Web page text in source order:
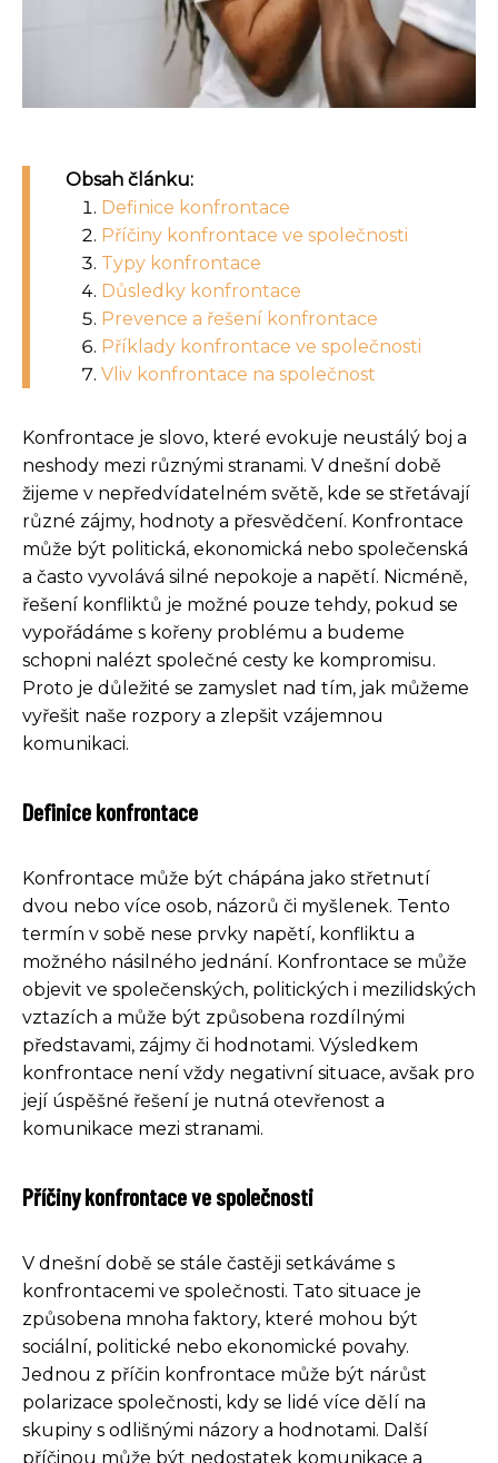
Obsah článku:
Definice konfrontace
Příčiny konfrontace ve společnosti
Typy konfrontace
Důsledky konfrontace
Prevence a řešení konfrontace
Příklady konfrontace ve společnosti
Vliv konfrontace na společnost
Konfrontace je slovo, které evokuje neustálý boj a
neshody mezi různými stranami. V dnešní době
žijeme v nepředvídatelném světě, kde se střetávají
různé zájmy, hodnoty a přesvědčení. Konfrontace
může být politická, ekonomická nebo společenská
a často vyvolává silné nepokoje a napětí. Nicméně,
řešení konfliktů je možné pouze tehdy, pokud se
vypořádáme s kořeny problému a budeme
schopni nalézt společné cesty ke kompromisu.
Proto je důležité se zamyslet nad tím, jak můžeme
vyřešit naše rozpory a zlepšit vzájemnou
komunikaci.
Definice konfrontace
Konfrontace může být chápána jako střetnutí
dvou nebo více osob, názorů či myšlenek. Tento
termín v sobě nese prvky napětí, konfliktu a
možného násilného jednání. Konfrontace se může
objevit ve společenských, politických i mezilidských
vztazích a může být způsobena rozdílnými
představami, zájmy či hodnotami. Výsledkem
konfrontace není vždy negativní situace, avšak pro
její úspěšné řešení je nutná otevřenost a
komunikace mezi stranami.
Příčiny konfrontace ve společnosti
V dnešní době se stále častěji setkáváme s
konfrontacemi ve společnosti. Tato situace je
způsobena mnoha faktory, které mohou být
sociální, politické nebo ekonomické povahy.
Jednou z příčin konfrontace může být nárůst
polarizace společnosti, kdy se lidé více dělí na
skupiny s odlišnými názory a hodnotami. Další
příčinou může být nedostatek komunikace a